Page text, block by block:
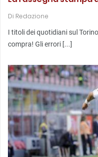
Di Redazione
I titoli dei quotidiani sul
compra! Gli errori [...]